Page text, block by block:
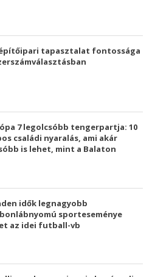
tapasztalat fontossága
7 legolcsóbb tengerpartja: 10
családi nyaralás, ami akár
is lehet, mint a Balaton
idők legnagyobb
sporteseménye
az idei futball-vb